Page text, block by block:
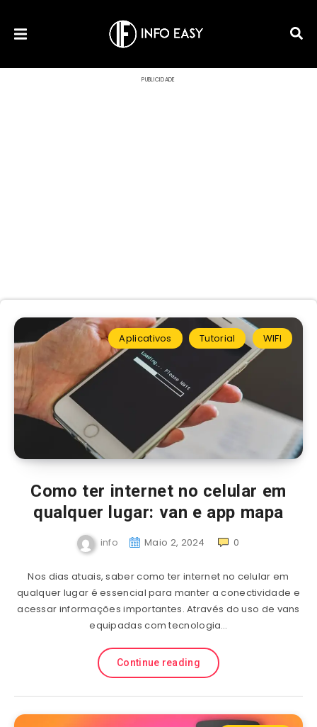
PUBLICIDADE
Aplicativos Tutorial WIFI
Como ter internet no celular em
qualquer lugar: van e app mapa
info Maio 2, 2024 0
Nos dias atuais, saber como ter internet no celular em
qualquer lugar é essencial para manter a conectividade e
acessar informações importantes. Através do uso de vans
equipadas com tecnologia…
Continue reading